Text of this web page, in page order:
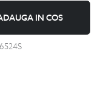
IN COS